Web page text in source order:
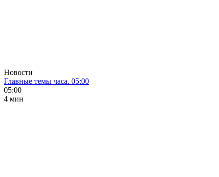
Новости
Главные темы часа. 05:00
05:00
4 мин